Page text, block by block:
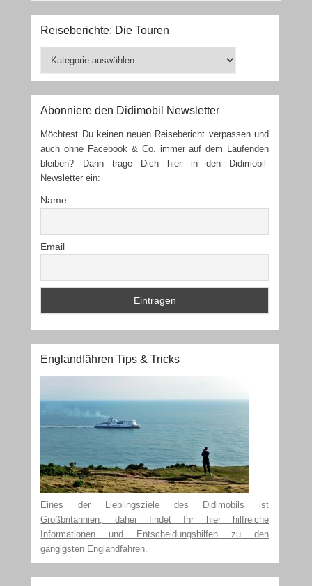
Reiseberichte: Die Touren
Touren
Abonniere den Didimobil Newsletter
Möchtest Du keinen neuen Reisebericht verpassen und
auch ohne Facebook & Co. immer auf dem Laufenden
bleiben? Dann trage Dich hier in den Didimobil-
Newsletter ein:
Name
Email
Englandfähren Tips & Tricks
Eines der Lieblingsziele des Didimobils ist
Großbritannien, daher findet Ihr hier hilfreiche
Informationen und Entscheidungshilfen zu den
gängigsten Englandfähren.